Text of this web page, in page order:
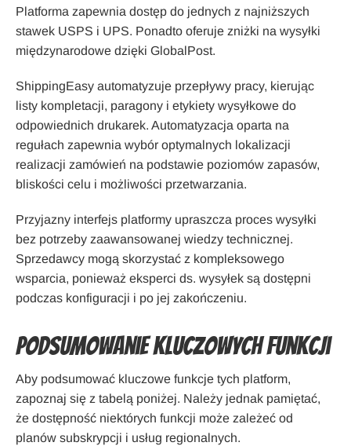
Platforma zapewnia dostęp do jednych z najniższych
stawek USPS i UPS. Ponadto oferuje zniżki na wysyłki
międzynarodowe dzięki GlobalPost.
ShippingEasy automatyzuje przepływy pracy, kierując
listy kompletacji, paragony i etykiety wysyłkowe do
odpowiednich drukarek. Automatyzacja oparta na
regułach zapewnia wybór optymalnych lokalizacji
realizacji zamówień na podstawie poziomów zapasów,
bliskości celu i możliwości przetwarzania.
Przyjazny interfejs platformy upraszcza proces wysyłki
bez potrzeby zaawansowanej wiedzy technicznej.
Sprzedawcy mogą skorzystać z kompleksowego
wsparcia, ponieważ eksperci ds. wysyłek są dostępni
podczas konfiguracji i po jej zakończeniu.
podsumowanie kluczowych funkcji
Aby podsumować kluczowe funkcje tych platform,
zapoznaj się z tabelą poniżej. Należy jednak pamiętać,
że dostępność niektórych funkcji może zależeć od
planów subskrypcji i usług regionalnych.